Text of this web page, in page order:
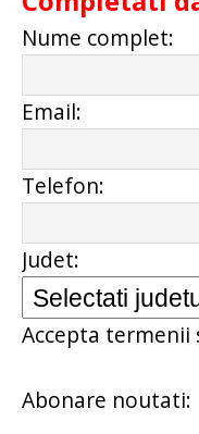
Nume complet:
Email:
Telefon:
Judet:
Accepta termenii
Abonare noutati: